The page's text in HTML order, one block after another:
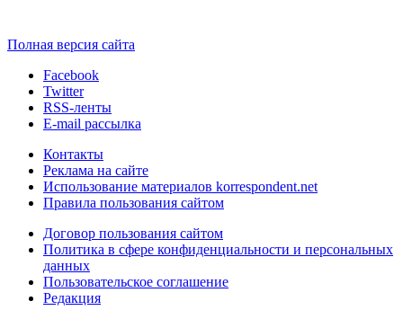
Полная версия сайта
Facebook
Twitter
RSS-ленты
E-mail рассылка
Контакты
Реклама на сайте
Использование материалов korrespondent.net
Правила пользования сайтом
Договор пользования сайтом
Политика в сфере конфиденциальности и персональных
данных
Пользовательское соглашение
Редакция